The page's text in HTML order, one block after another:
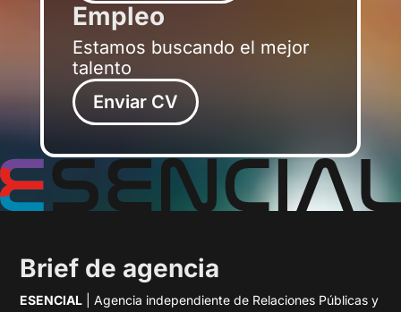
Empleo
Estamos buscando el mejor
talento
Enviar CV
Brief de agencia
ESENCIAL | Agencia independiente de Relaciones Públicas y